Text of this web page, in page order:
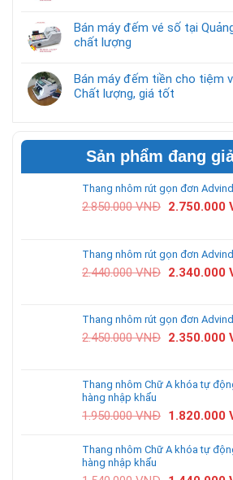
Bán máy đếm vé số tại
chất lượng
Bán máy đếm tiền cho tiệm
Chất lượng, giá tốt
Sản phẩm đang
Thang nhôm rút gọn đơn
2.850.000VNĐ 2.750.000
Thang nhôm rút gọn đơn
2.440.000VNĐ 2.340.000
Thang nhôm rút gọn đơn
2.450.000VNĐ 2.350.000
Thang nhôm Chữ A khóa tự
hàng nhập khẩu
1.950.000VNĐ 1.820.000
Thang nhôm Chữ A khóa tự
hàng nhập khẩu